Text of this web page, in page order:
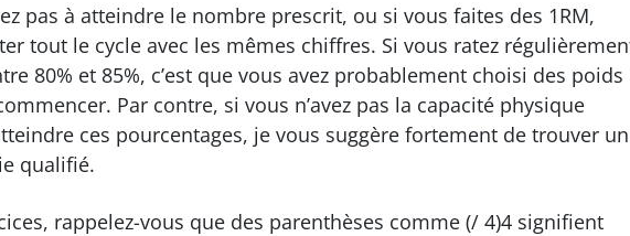
pas à atteindre le nombre prescrit, ou si vous faites des 1RM,
tout le cycle avec les mêmes chiffres. Si vous ratez
80% et 85%, c’est que vous avez probablement choisi des poids
Par contre, si vous n’avez pas la capacité physique
ces pourcentages, je vous suggère fortement de trouver un
qualifié.
rappelez-vous que des parenthèses comme (/ 4)4 signifient